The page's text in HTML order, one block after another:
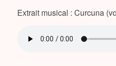
Extrait musical : Curcuna